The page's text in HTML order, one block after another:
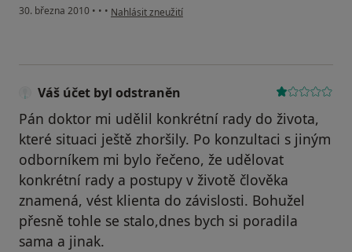
30. března 2010 • • • podle názoru uživatele Pacient
Nahlásit zneužití
Váš účet byl odstraněn
Pán doktor mi udělil konkrétní rady do života,
které situaci ještě zhoršily. Po konzultaci s jiným
odborníkem mi bylo řečeno, že udělovat
konkrétní rady a postupy v životě člověka
znamená, vést klienta do závislosti. Bohužel
přesně tohle se stalo,dnes bych si poradila
sama a jinak.